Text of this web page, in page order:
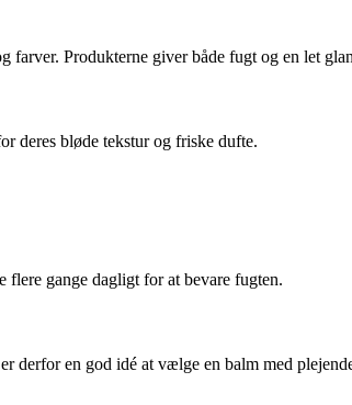
farver. Produkterne giver både fugt og en let
deres bløde tekstur og friske dufte.
gange dagligt for at bevare fugten.
en god idé at vælge en balm med